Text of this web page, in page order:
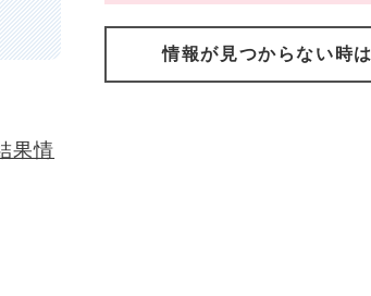
果情
情報が見つからない時は